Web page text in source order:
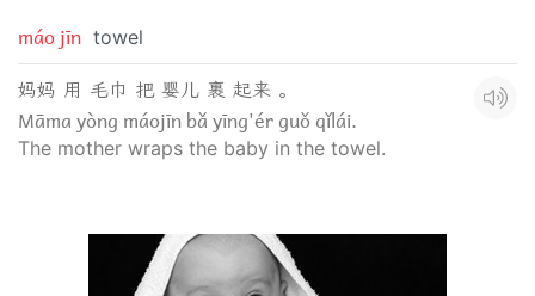
máo jīn towel
妈妈 用 毛巾 把 婴儿 裹 起来 。
Māma yòng máojīn bǎ yīng'ér guǒ qǐlái.
The mother wraps the baby in the towel.